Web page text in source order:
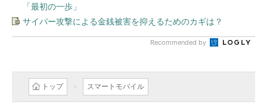
「最初の一歩」
サイバー攻撃による金銭被害を抑えるためのカギは？
Recommended by
トップ スマートモバイル